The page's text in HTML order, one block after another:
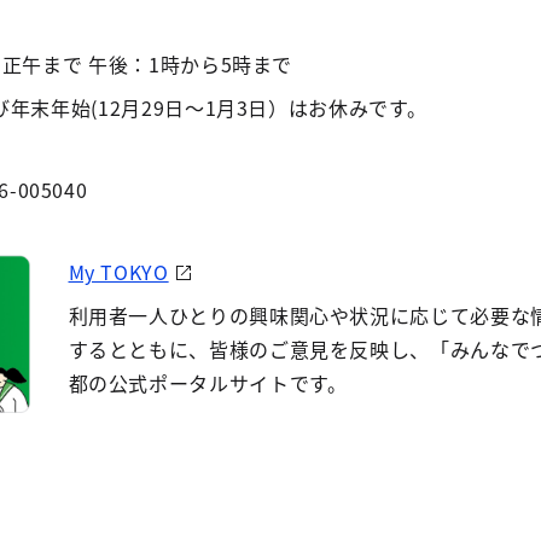
午まで 午後：1時から5時まで
末年始(12月29日～1月3日）はお休みです。
005040
My TOKYO
利用者一人ひとりの興味関心や状況に応じて必要な
するとともに、皆様のご意見を反映し、「みんなで
都の公式ポータルサイトです。